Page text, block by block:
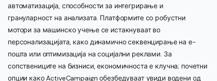
автоматизација, способности за интегрирање и
грануларност на анализата. Платформите со робустни
мотори за машинско учење се истакнуваат во
персонализацијата, како динамично секвенцирање на е-
пошта или оптимизација на социјални реклами. За
сопствениците на бизниси, економичноста е клучна; почетни
опции како ActiveCampaign обезбедуваат увиди водени од